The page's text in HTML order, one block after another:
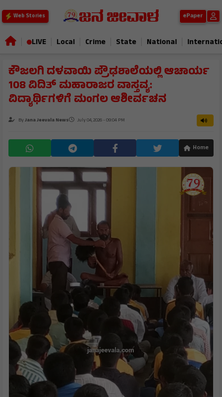
Web Stories ePaper
LIVE Local Crime State National
​ಕೌಜಲಗಿ ದಳವಾಯಿ ಪ್ರೌಢಶಾಲೆಯಲ್ಲಿ ಆಚಾರ್ಯ
108 ವಿದಿತ್ ಮಹಾರಾಜರ ವಾಸ್ತವ್ಯ:
ವಿದ್ಯಾರ್ಥಿಗಳಿಗೆ ಮಂಗಲ ಆಶೀರ್ವಚನ
ByJana Jeevala News July 04, 2026 - 09:04 PM
Home